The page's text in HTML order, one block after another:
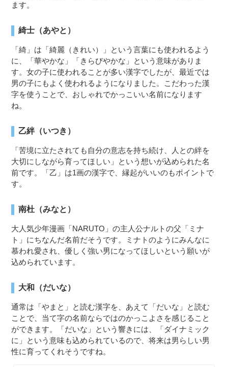
ます。
綺士（あやと）
「綺」は「綺麗（きれい）」という言葉にも使われるよう
に、「華やかな」「きらびやかな」という意味がありま
す。女の子に使われることが多い漢字でしたが、最近では
男の子にもよく使われるようになりました。こだわった漢
字を使うことで、おしゃれでかっこいい名前になります
ね。
乙絆（いつき）
「苦境に立たされても自分の意志を持ち続け、人との絆を
大切にしながら育ってほしい」という想いが込められた名
前です。「乙」は1画の漢字で、縁起がいいのもポイントで
す。
南杜（みなと）
大人気少年漫画「NARUTO」の主人公ナルトの父「ミナ
ト」にちなんだ名前だそうです。ミナトのようにみんなに
慕われ愛され、優しく強い男になってほしいという願いが
込められています。
大和（だいな）
通常は「やまと」と読む漢字を、あえて「だいな」と読む
ことで、当て字の名前ならではのかっこよさを感じること
ができます。「だいな」という響きには、「ダイナミック
に」という意味も込められているので、将来は男らしい男
性に育ってくれそうですね。